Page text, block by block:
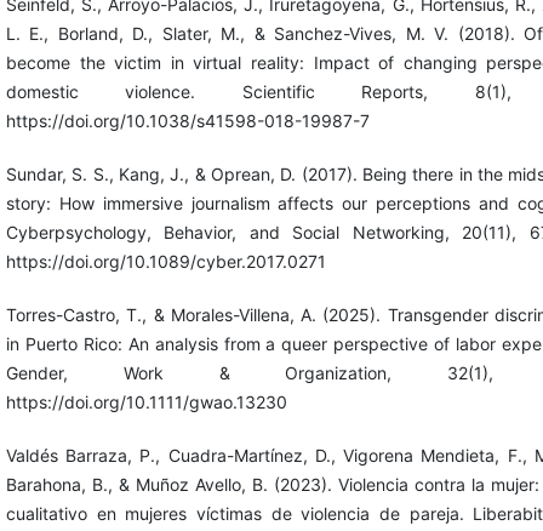
Seinfeld, S., Arroyo-Palacios, J., Iruretagoyena, G., Hortensius, R.,
L. E., Borland, D., Slater, M., & Sanchez-Vives, M. V. (2018).
become the victim in virtual reality: Impact of changing
domestic violence. Scientific Reports, 8(1),
https://doi.org/10.1038/s41598-018-19987-7
Sundar, S. S., Kang, J., & Oprean, D. (2017). Being there in the
story: How immersive journalism affects our perceptions and
Cyberpsychology, Behavior, and Social Networking, 20(11),
https://doi.org/10.1089/cyber.2017.0271
Torres-Castro, T., & Morales-Villena, A. (2025). Transgender
in Puerto Rico: An analysis from a queer perspective of labor
Gender, Work & Organization, 32(1),
https://doi.org/10.1111/gwao.13230
Valdés Barraza, P., Cuadra-Martínez, D., Vigorena Mendieta, F.,
Barahona, B., & Muñoz Avello, B. (2023). Violencia contra la
cualitativo en mujeres víctimas de violencia de pareja.